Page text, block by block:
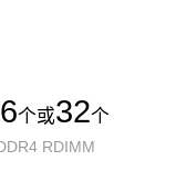
个或32个
RDIMM